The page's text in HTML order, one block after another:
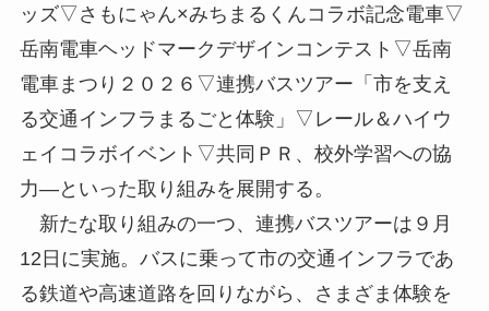
ッズ▽さもにゃん×みちまるくんコラボ記念電車▽
岳南電車ヘッドマークデザインコンテスト▽岳南
電車まつり２０２６▽連携バスツアー「市を支え
る交通インフラまるごと体験」▽レール＆ハイウ
ェイコラボイベント▽共同ＰＲ、校外学習への協
力―といった取り組みを展開する。
新たな取り組みの一つ、連携バスツアーは９月
12日に実施。バスに乗って市の交通インフラであ
る鉄道や高速道路を回りながら、さまざま体験を